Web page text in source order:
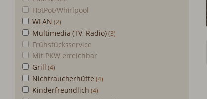
HotPot/Whirlpool
WLAN
Multimedia (TV, Radio)
Frühstücksservice
Mit PKW erreichbar
Grill
Nichtraucherhütte
Kinderfreundlich